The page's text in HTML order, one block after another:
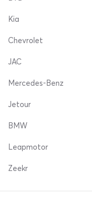
Kia
Chevrolet
JAC
Mercedes-Benz
Jetour
BMW
Leapmotor
Zeekr